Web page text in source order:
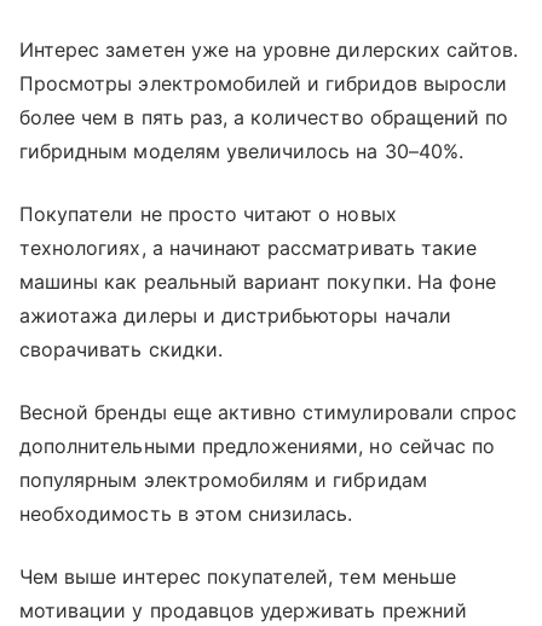
Интерес заметен уже на уровне дилерских сайтов.
Просмотры электромобилей и гибридов выросли
более чем в пять раз, а количество обращений по
гибридным моделям увеличилось на 30–40%.
Покупатели не просто читают о новых
технологиях, а начинают рассматривать такие
машины как реальный вариант покупки. На фоне
ажиотажа дилеры и дистрибьюторы начали
сворачивать скидки.
Весной бренды еще активно стимулировали спрос
дополнительными предложениями, но сейчас по
популярным электромобилям и гибридам
необходимость в этом снизилась.
Чем выше интерес покупателей, тем меньше
мотивации у продавцов удерживать прежний